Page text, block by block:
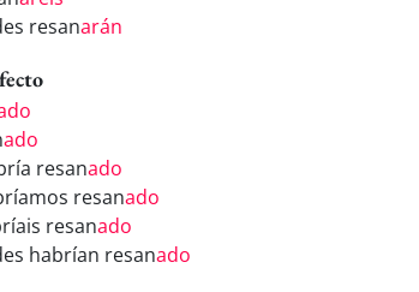
resanarán
ado
resanado
resanado
resanado
habrían resanado